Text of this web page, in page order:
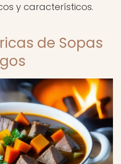
y característicos.
de Sopas